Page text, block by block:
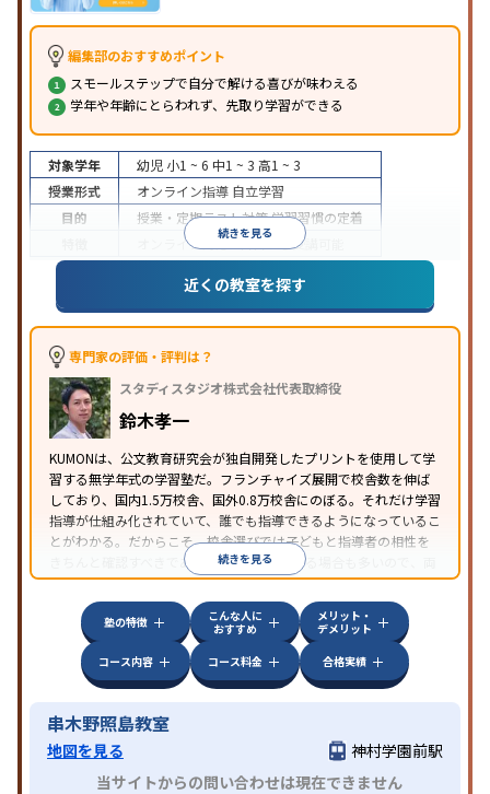
編集部のおすすめポイント
スモールステップで自分で解ける喜びが味わえる
学年や年齢にとらわれず、先取り学習ができる
続きを見る
対象学年 幼児 小1 ~ 6 中1 ~ 3 高1 ~ 3
授業形式
オンライン指導 自立学習
目的
授業・定期テスト対策学習習慣の定着
オンライン対応1科目から受講可能
近くの教室を探す
専門家の評価・評判は？
スタディスタジオ株式会社代表取締役
鈴木孝一
KUMONは、公文教育研究会が独自開発したプリントを使用して学
習する無学年式の学習塾だ。フランチャイズ展開で校舎数を伸ば
しており、国内1.5万校舎、国外0.8万校舎にのぼる。それだけ学習
指導が仕組み化されていて、誰でも指導できるようになっているこ
とがわかる。だからこそ、校舎選びでは子どもと指導者の相性を
きちんと確認すべきである。近所に2校舎ある場合も多いので、両
方見学してみることをオススメする。
続きを見る
塾の特徴
こんな人に
おすすめ
メリット・
デメリット
コース内容
コース料金 合格実績
串木野照島教室
地図を見る
神村学園前駅
当サイトからの問い合わせは現在できません